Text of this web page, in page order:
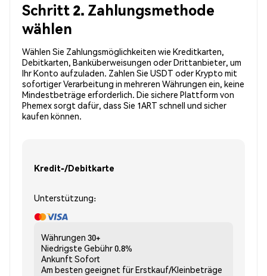
Schritt 2. Zahlungsmethode
wählen
Wählen Sie Zahlungsmöglichkeiten wie Kreditkarten,
Debitkarten, Banküberweisungen oder Drittanbieter, um
Ihr Konto aufzuladen. Zahlen Sie USDT oder Krypto mit
sofortiger Verarbeitung in mehreren Währungen ein, keine
Mindestbeträge erforderlich. Die sichere Plattform von
Phemex sorgt dafür, dass Sie 1ART schnell und sicher
kaufen können.
Kredit-/Debitkarte
Unterstützung:
Währungen 30+
Niedrigste Gebühr0.8%
Ankunft Sofort
Am besten geeignet fürErstkauf/Kleinbeträge